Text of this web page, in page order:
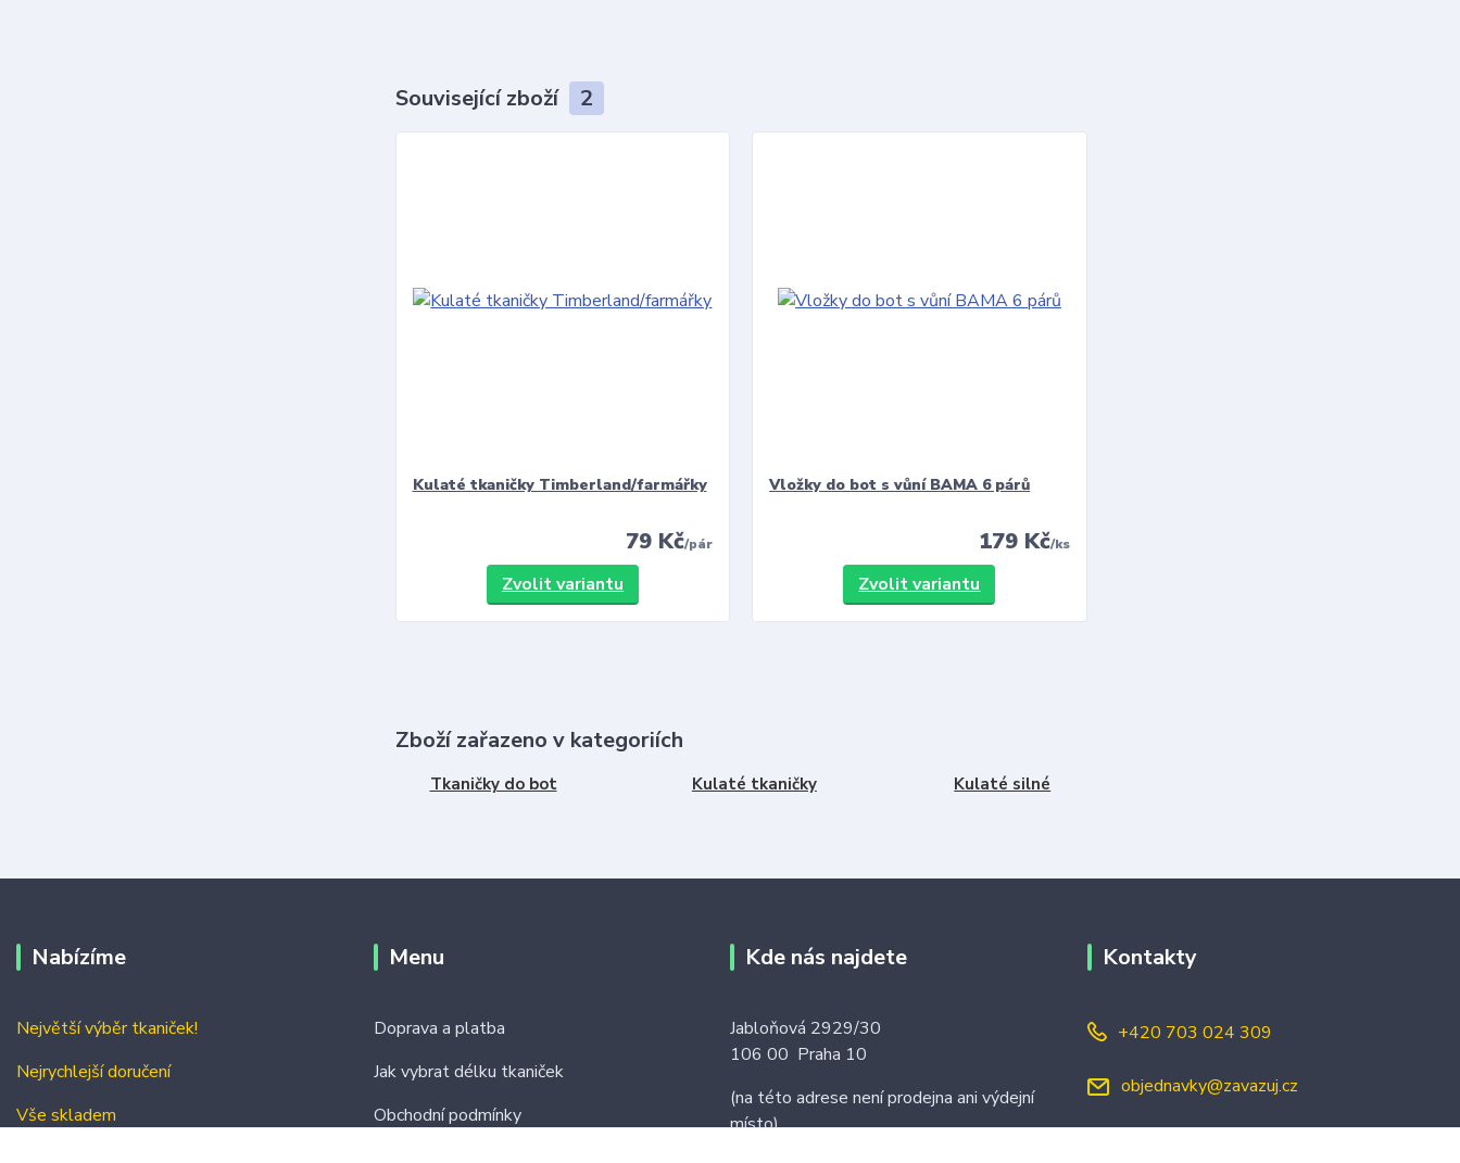
Související zboží 2
Kulaté tkaničky Timberland/farmářky
79 Kč/pár
Zvolit variantu
Vložky do bot s vůní BAMA 6 párů
179 Kč/ks
Zvolit variantu
Zboží zařazeno v kategoriích
Tkaničky do bot Kulaté tkaničky Kulaté silné
Nabízíme
Největší výběr tkaniček!
Nejrychlejší doručení
Vše skladem
Menu
Doprava a platba
Jak vybrat délku tkaniček
Obchodní podmínky
Kde nás najdete
Jabloňová 2929/30
106 00 Praha 10
(na této adrese není prodejna ani výdejní
místo)
Kontakty
+420 703 024 309
objednavky@zavazuj.cz